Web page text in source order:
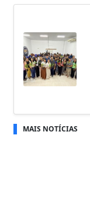
MAIS NOTÍCIAS